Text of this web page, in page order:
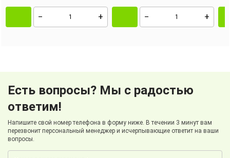
Есть вопросы? Мы с радостью
ответим!
Напишите свой номер телефона в форму ниже. В течении 3 минут вам
перезвонит персональный менеджер и исчерпывающие ответит на ваши
вопросы.